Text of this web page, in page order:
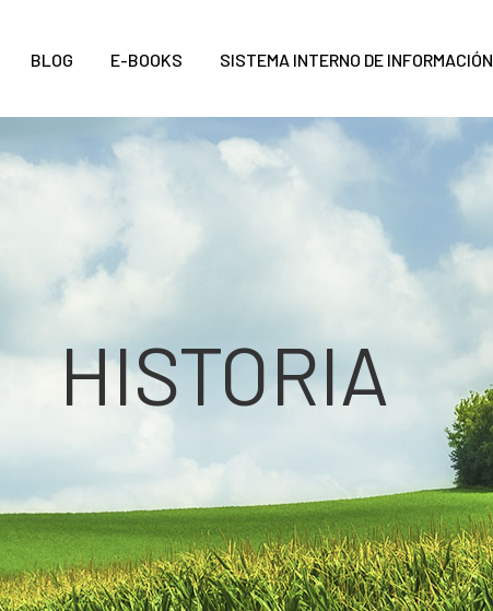
BLOG E-BOOKS SISTEMA INTERNO DE INFORMACIÓN
HISTORIA